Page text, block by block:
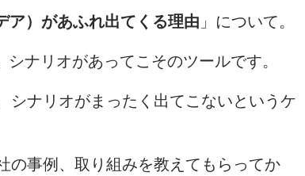
ア）があふれ出てくる理由 」について。
ナリオがあってこそのツールです。
シナリオがまったく出てこないというケ
の事例、取り組みを教えてもらってか